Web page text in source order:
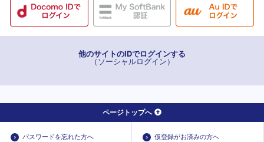
他のサイトのIDでログインする
（ソーシャルログイン）
ページトップへ
パスワードを忘れた方へ 仮登録がお済みの方へ